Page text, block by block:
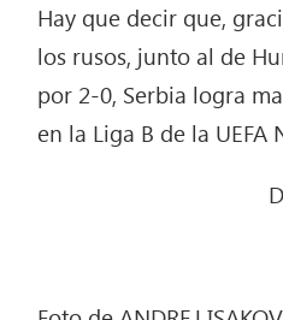
Hay que decir que,
los rusos, junto al de
por 2-0, Serbia logra
en la Liga B de la UEFA